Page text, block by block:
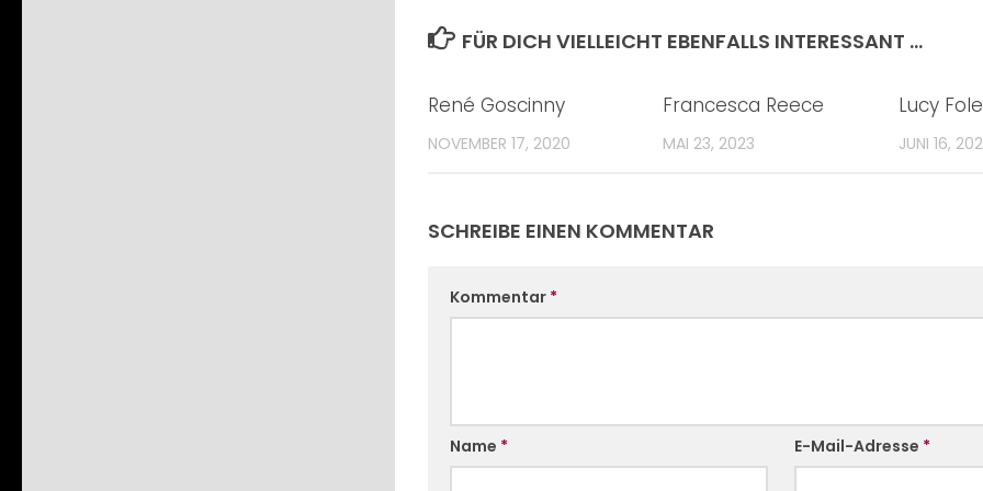
FÜR DICH VIELLEICHT EBENFALLS INTERESSANT …
René Goscinny
NOVEMBER 17, 2020
Francesca Reece
MAI 23, 2023
Lucy
JUNI 16,
SCHREIBE EINEN KOMMENTAR
Kommentar *
Name * E-Mail-Adresse *